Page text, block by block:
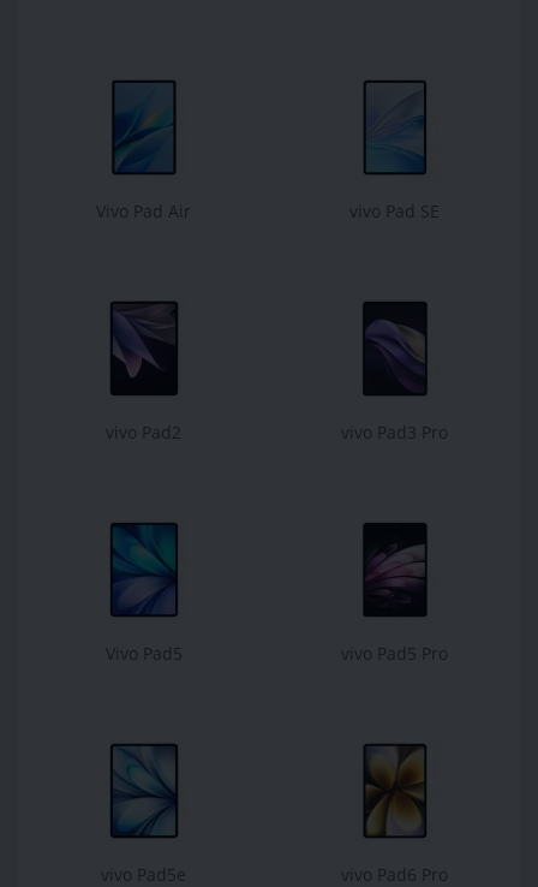
Vivo Pad Air vivo Pad SE
vivo Pad2 vivo Pad3 Pro
Vivo Pad5 vivo Pad5 Pro
vivo Pad5e vivo Pad6 Pro